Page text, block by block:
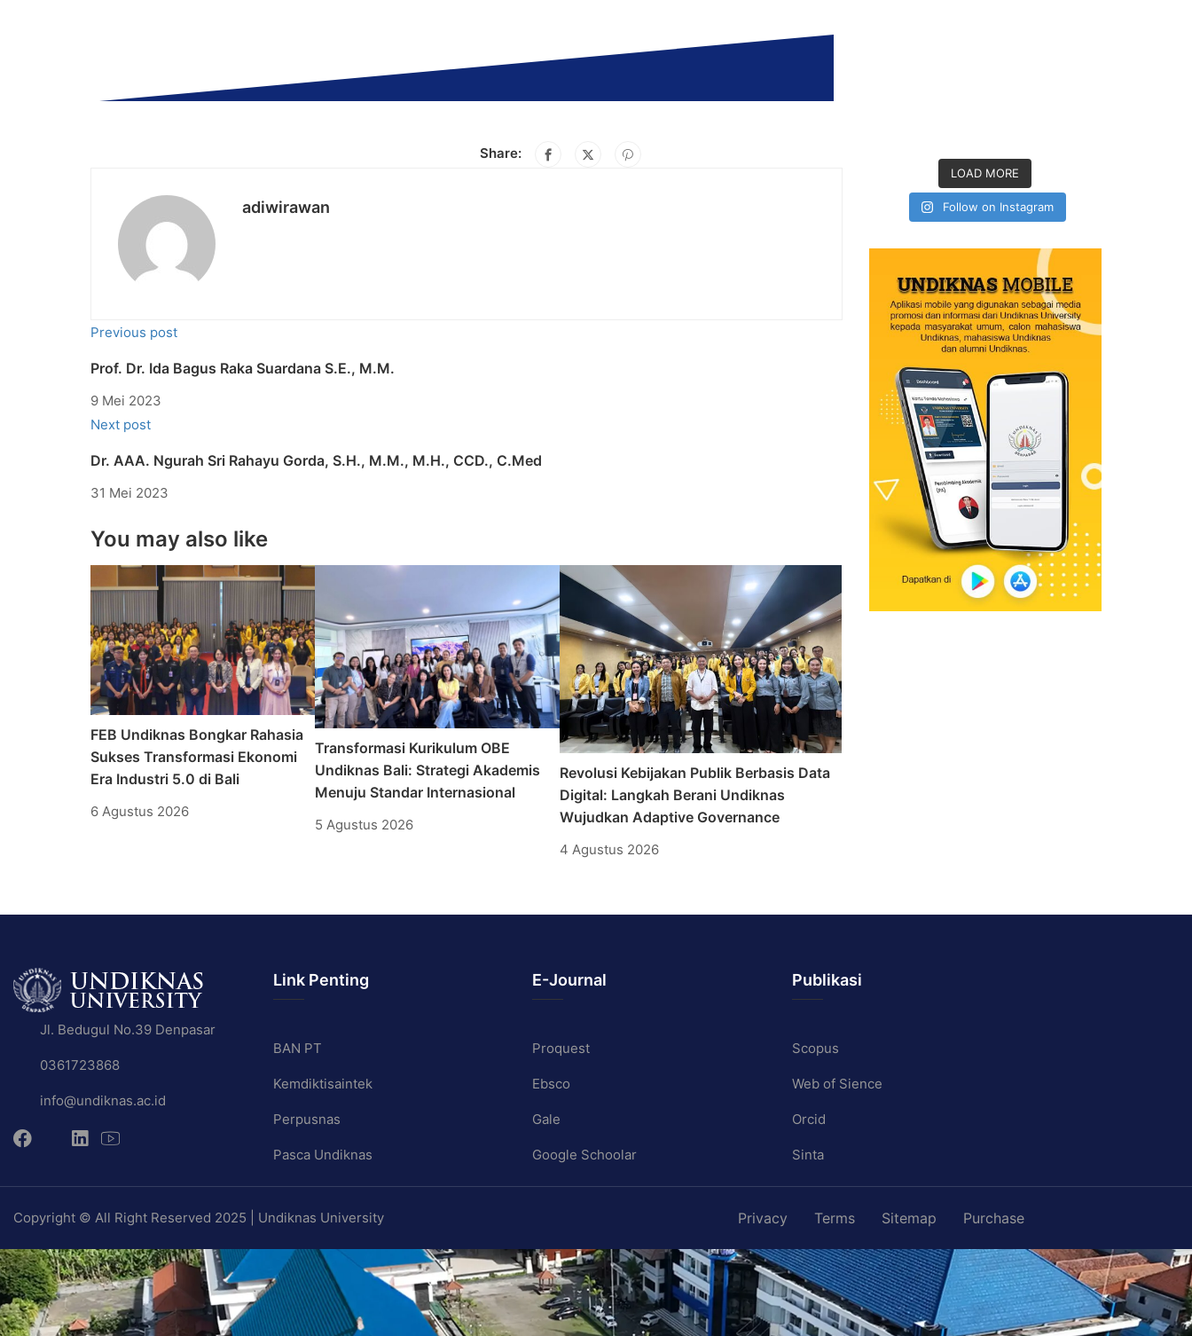
Share:
adiwirawan
Previous post
Prof. Dr. Ida Bagus Raka Suardana S.E., M.M.
9 Mei 2023
Next post
Dr. AAA. Ngurah Sri Rahayu Gorda, S.H., M.M., M.H., CCD., C.Med
31 Mei 2023
You may also like
FEB Undiknas Bongkar Rahasia
Sukses Transformasi Ekonomi
Era Industri 5.0 di Bali
6 Agustus 2026
Transformasi Kurikulum OBE
Undiknas Bali: Strategi Akademis
Menuju Standar Internasional
5 Agustus 2026
Revolusi Kebijakan Publik Berbasis Data
Digital: Langkah Berani Undiknas
Wujudkan Adaptive Governance
4 Agustus 2026
LOAD MORE
Follow on Instagram
Jl. Bedugul No.39 Denpasar
0361723868
info@undiknas.ac.id
Link Penting
BAN PT
Kemdiktisaintek
Perpusnas
Pasca Undiknas
E-Journal
Proquest
Ebsco
Gale
Google Schoolar
Publikasi
Scopus
Web of Sience
Orcid
Sinta
Copyright © All Right Reserved 2025 | Undiknas University Privacy Terms Sitemap Purchase